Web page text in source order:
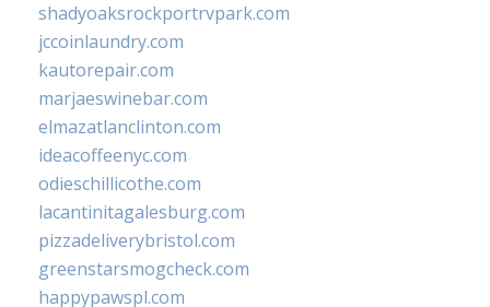
shadyoaksrockportrvpark.com
jccoinlaundry.com
kautorepair.com
marjaeswinebar.com
elmazatlanclinton.com
ideacoffeenyc.com
odieschillicothe.com
lacantinitagalesburg.com
pizzadeliverybristol.com
greenstarsmogcheck.com
happypawspl.com